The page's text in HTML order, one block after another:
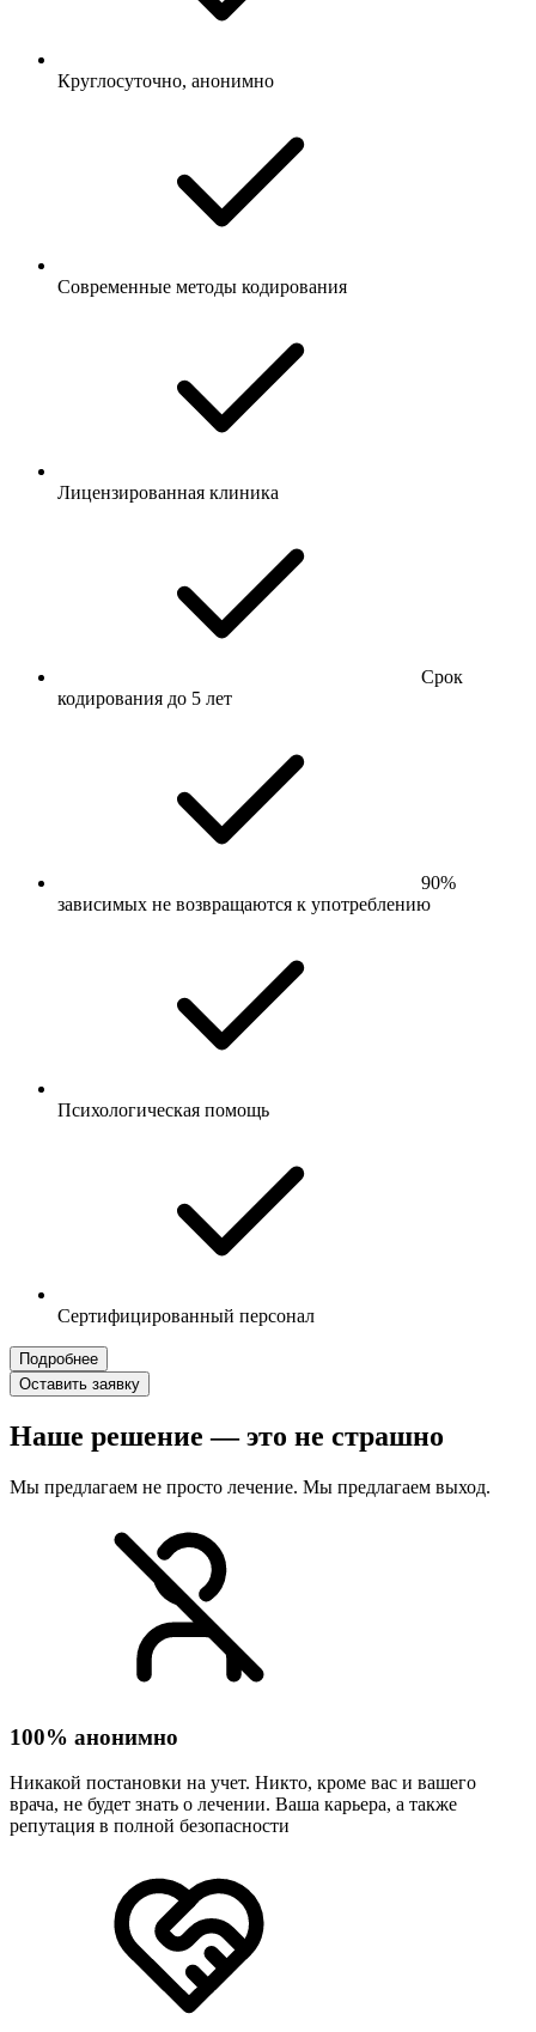
Круглосуточно, анонимно
Современные методы кодирования
Лицензированная клиника
Срок
кодирования до 5 лет
90%
зависимых не возвращаются к употреблению
Психологическая помощь
Сертифицированный персонал
Подробнее
Оставить заявку
Наше решение — это не страшно
Мы предлагаем не просто лечение. Мы предлагаем выход.
100% анонимно
Никакой постановки на учет. Никто, кроме вас и вашего
врача, не будет знать о лечении. Ваша карьера, а также
репутация в полной безопасности